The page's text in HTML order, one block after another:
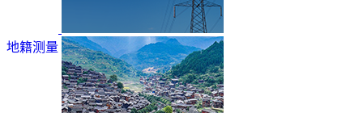
地籍测量